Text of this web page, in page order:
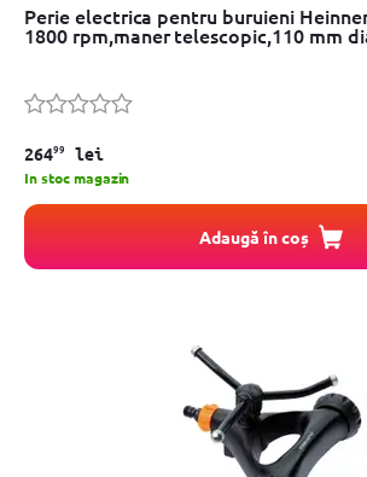
Perie electrica pentru buruieni
1800 rpm,maner telescopic,110 mm
26499 lei
In stoc magazin
Adaugă în coș